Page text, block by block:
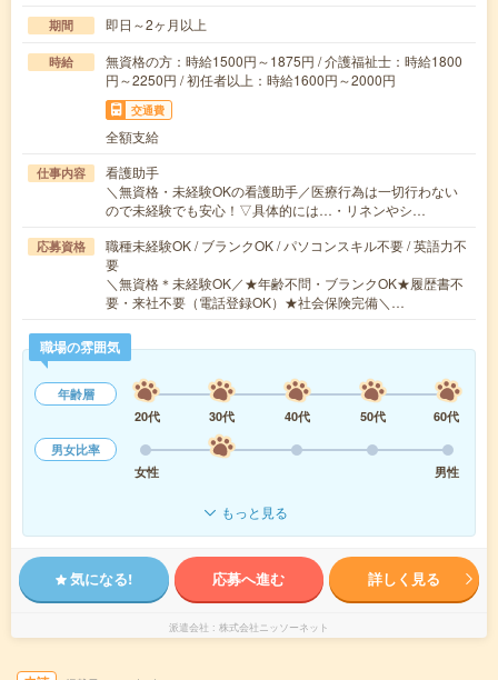
期間 即日～2ヶ月以上
時給
無資格の方：時給1500円～1875円 / 介護福祉士：時給1800
円～2250円 / 初任者以上：時給1600円～2000円
交通費
全額支給
仕事内容
看護助手
＼無資格・未経験OKの看護助手／医療行為は一切行わない
ので未経験でも安心！▽具体的には…・リネンやシ…
応募資格
職種未経験OK / ブランクOK / パソコンスキル不要 / 英語力不
要
＼無資格＊未経験OK／★年齢不問・ブランクOK★履歴書不
要・来社不要（電話登録OK）★社会保険完備＼…
職場の雰囲気
年齢層
20代
30代 40代 50代
60代
男女比率
女性
男性
もっと見る
気になる! 応募へ進む 詳しく見る
派遣会社 株式会社ニッソーネット